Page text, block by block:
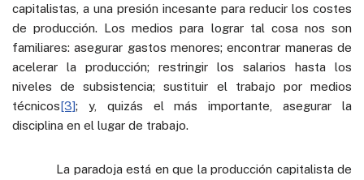
capitalistas, a una presión incesante para reducir los costes
de producción. Los medios para lograr tal cosa nos son
familiares: asegurar gastos menores; encontrar maneras de
acelerar la producción; restringir los salarios hasta los
niveles de subsistencia; sustituir el trabajo por medios
técnicos[3]; y, quizás el más importante, asegurar la
disciplina en el lugar de trabajo.
La paradoja está en que la producción capitalista de